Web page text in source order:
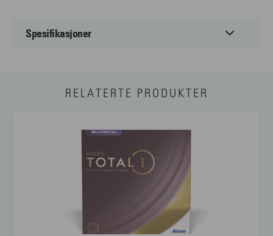
Spesifikasjoner
60% vanninnhold
RELATERTE PRODUKTER